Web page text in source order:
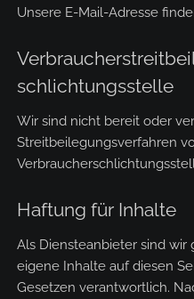
Unsere E-Mail-Adresse
schlichtungs­stelle
Wir sind nicht bereit oder
Streitbeilegungsverfahren
Haftung für Inhalte
Als Diensteanbieter sind wir
eigene Inhalte auf diesen
Gesetzen verantwortlich.